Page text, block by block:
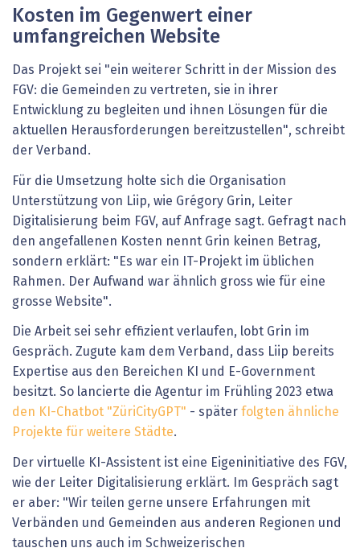
Kosten im Gegenwert einer
umfangreichen Website
Das Projekt sei "ein weiterer Schritt in der Mission des
FGV: die Gemeinden zu vertreten, sie in ihrer
Entwicklung zu begleiten und ihnen Lösungen für die
aktuellen Herausforderungen bereitzustellen", schreibt
der Verband.
Für die Umsetzung holte sich die Organisation
Unterstützung von Liip, wie Grégory Grin, Leiter
Digitalisierung beim FGV, auf Anfrage sagt. Gefragt nach
den angefallenen Kosten nennt Grin keinen Betrag,
sondern erklärt: "Es war ein IT-Projekt im üblichen
Rahmen. Der Aufwand war ähnlich gross wie für eine
grosse Website".
Die Arbeit sei sehr effizient verlaufen, lobt Grin im
Gespräch. Zugute kam dem Verband, dass Liip bereits
Expertise aus den Bereichen KI und E-Government
besitzt. So lancierte die Agentur im Frühling 2023 etwa
den KI-Chatbot "ZüriCityGPT" - später folgten ähnliche
Projekte für weitere Städte.
Der virtuelle KI-Assistent ist eine Eigeninitiative des FGV,
wie der Leiter Digitalisierung erklärt. Im Gespräch sagt
er aber: "Wir teilen gerne unsere Erfahrungen mit
Verbänden und Gemeinden aus anderen Regionen und
tauschen uns auch im Schweizerischen